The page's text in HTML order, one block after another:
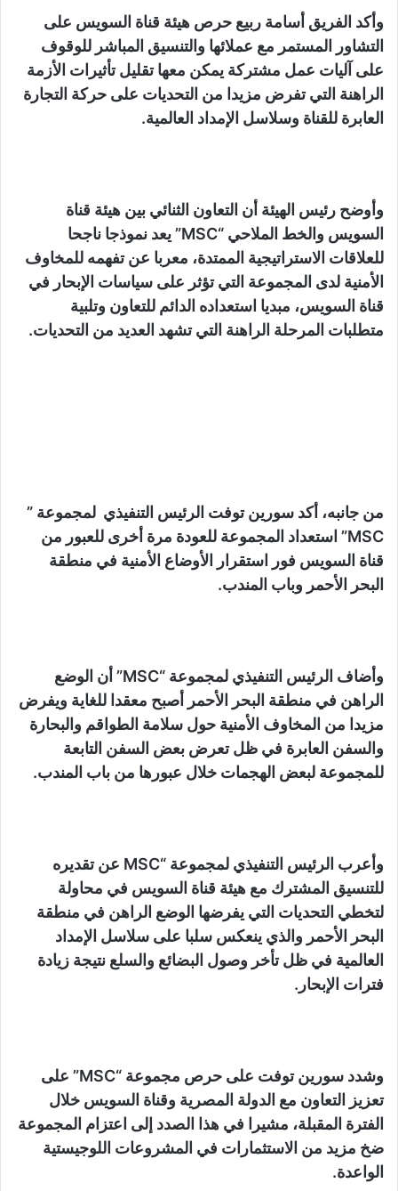
وأكد الفريق أسامة ربيع حرص هيئة قناة السويس على
التشاور المستمر مع عملائها والتنسيق المباشر للوقوف
على آليات عمل مشتركة يمكن معها تقليل تأثيرات الأزمة
الراهنة التي تفرض مزيدا من التحديات على حركة التجارة
العابرة للقناة وسلاسل الإمداد العالمية.
وأوضح رئيس الهيئة أن التعاون الثنائي بين هيئة قناة
السويس والخط الملاحي “MSC” يعد نموذجا ناجحا
للعلاقات الاستراتيجية الممتدة، معربا عن تفهمه للمخاوف
الأمنية لدى المجموعة التي تؤثر على سياسات الإبحار في
قناة السويس، مبديا استعداده الدائم للتعاون وتلبية
متطلبات المرحلة الراهنة التي تشهد العديد من التحديات.
من جانبه، أكد سورين توفت الرئيس التنفيذي لمجموعة ”
MSC” استعداد المجموعة للعودة مرة أخرى للعبور من
قناة السويس فور استقرار الأوضاع الأمنية في منطقة
البحر الأحمر وباب المندب.
وأضاف الرئيس التنفيذي لمجموعة “MSC” أن الوضع
الراهن في منطقة البحر الأحمر أصبح معقدا للغاية ويفرض
مزيدا من المخاوف الأمنية حول سلامة الطواقم والبحارة
والسفن العابرة في ظل تعرض بعض السفن التابعة
للمجموعة لبعض الهجمات خلال عبورها من باب المندب.
وأعرب الرئيس التنفيذي لمجموعة “MSC عن تقديره
للتنسيق المشترك مع هيئة قناة السويس في محاولة
لتخطي التحديات التي يفرضها الوضع الراهن في منطقة
البحر الأحمر والذي ينعكس سلبا على سلاسل الإمداد
العالمية في ظل تأخر وصول البضائع والسلع نتيجة زيادة
فترات الإبحار.
وشدد سورين توفت على حرص مجموعة “MSC” على
تعزيز التعاون مع الدولة المصرية وقناة السويس خلال
الفترة المقبلة، مشيرا في هذا الصدد إلى اعتزام المجموعة
ضخ مزيد من الاستثمارات في المشروعات اللوجيستية
الواعدة.